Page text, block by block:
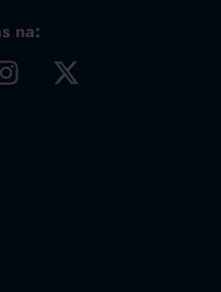
na: